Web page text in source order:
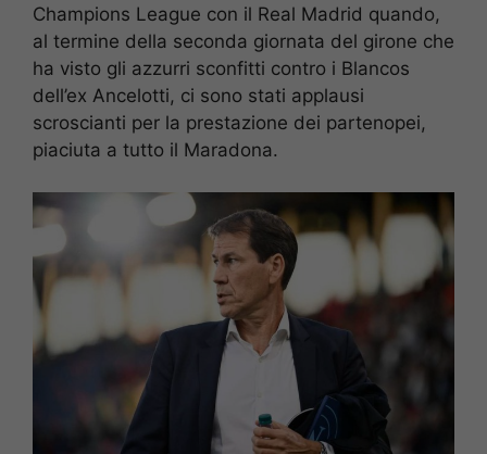
Champions League con il Real Madrid quando,
al termine della seconda giornata del girone che
ha visto gli azzurri sconfitti contro i Blancos
dell’ex Ancelotti, ci sono stati applausi
scroscianti per la prestazione dei partenopei,
piaciuta a tutto il Maradona.